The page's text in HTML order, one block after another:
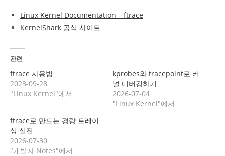
Linux Kernel Documentation – ftrace
KernelShark 공식 사이트
관련
ftrace 사용법
2023-09-28
"Linux Kernel"에서
kprobes와 tracepoint로 커
널 디버깅하기
2026-07-04
"Linux Kernel"에서
ftrace로 만드는 경량 트레이
싱 실전
2026-07-30
"개발자 Notes"에서